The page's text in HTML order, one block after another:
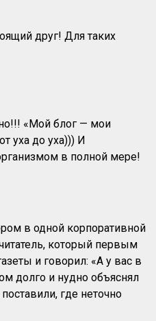
друг! Для таких
«Мой блог — мои
уха до уха))) И
в полной мере!
в одной корпоративной
который первым
и говорил: «А у вас в
долго и нудно объяснял
где неточно